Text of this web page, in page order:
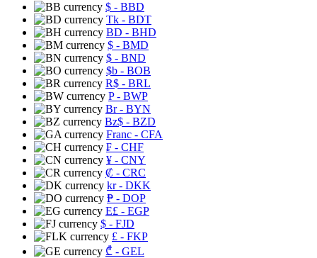
$ - BBD
Tk - BDT
BD - BHD
$ - BMD
$ - BND
$b - BOB
R$ - BRL
P- BWP
Br- BYN
Bz$ - BZD
Franc - CFA
₣ - CHF
¥ - CNY
₡ - CRC
kr- DKK
₱ - DOP
E£ - EGP
$ - FJD
£ - FKP
₾ - GEL